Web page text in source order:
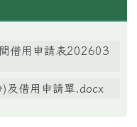
借用申請表202603
及借用申請單.docx